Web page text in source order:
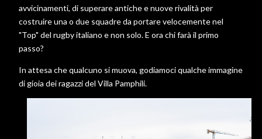
avvicinamenti, di superare antiche e nuove rivalità per
costruire una o due squadre da portare velocemente nel
"Top" del rugby italiano e non solo. E ora chi farà il primo
passo?
In attesa che qualcuno si muova, godiamoci qualche immagine
di gioia dei ragazzi del Villa Pamphili.